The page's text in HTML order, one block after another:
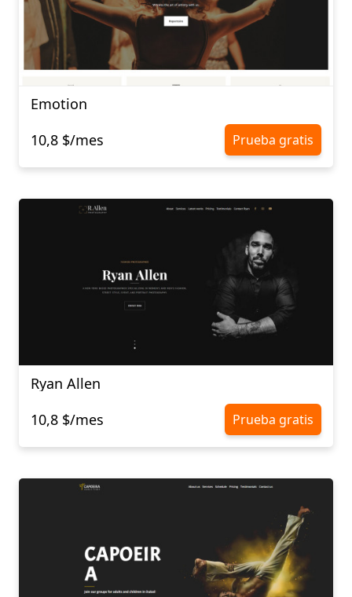
Emotion
10,8 $/mes
Prueba gratis
Ryan Allen
10,8 $/mes
Prueba gratis